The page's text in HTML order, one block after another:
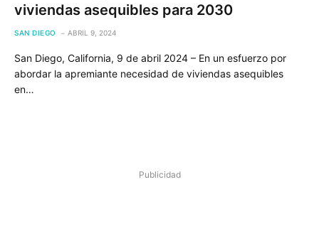
viviendas asequibles para 2030
SAN DIEGO ABRIL 9, 2024
San Diego, California, 9 de abril 2024 – En un esfuerzo por
abordar la apremiante necesidad de viviendas asequibles
en…
Publicidad